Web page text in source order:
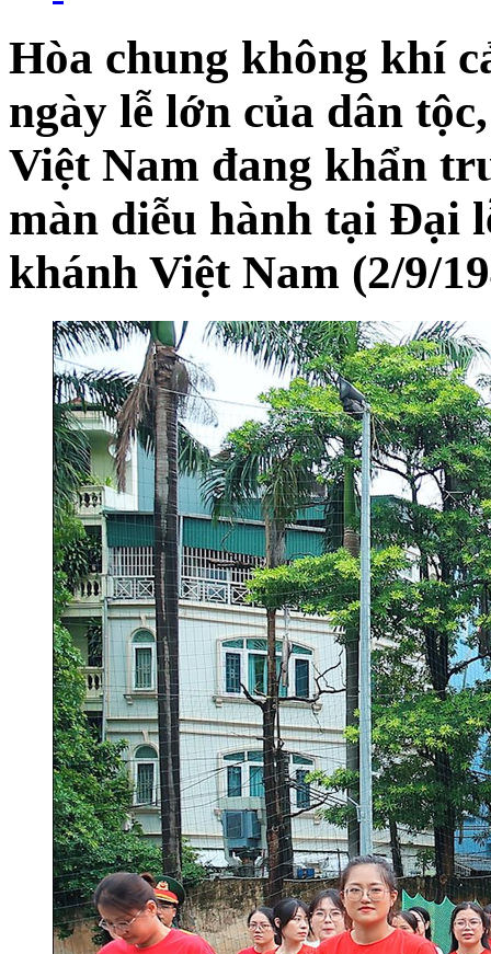
Hòa chung không khí
ngày lễ lớn của dân
Việt Nam đang khẩn
màn diễu hành tại Đại
khánh Việt Nam (2/9/